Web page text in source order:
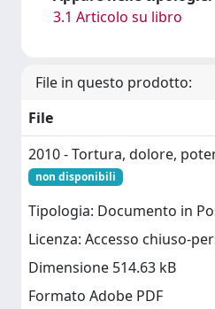
3.1 Articolo su libro
File in questo prodotto:
File
2010 - Tortura, dolore,
non disponibili
Tipologia: Documento in
Licenza: Accesso chiuso-
Dimensione 514.63 kB
Formato Adobe PDF